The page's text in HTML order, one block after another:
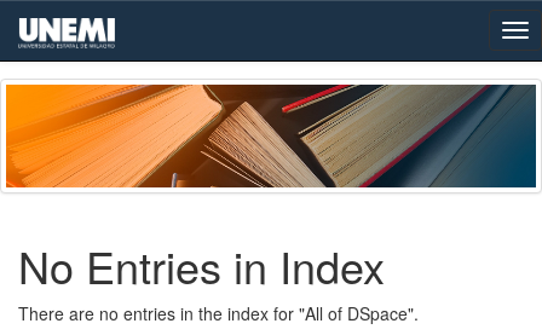
Skip
navigation
No Entries in Index
There are no entries in the index for "All of DSpace".